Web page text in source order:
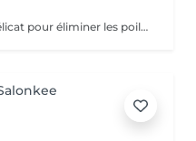
Un service d'épilation précis et délicat pour éliminer les poils indésirables du visage, notamment au niveau des sourcils, de la lèvre supérieure, du nez et des oreilles. La peau est laissée douce, nette et rafraîchie, pour un résultat soigné qui met en valeur vos traits naturels.